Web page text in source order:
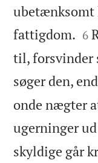
fattigdom. 

6
til, forsvinder
søger den,
onde nægter
ugerninger
skyldige går